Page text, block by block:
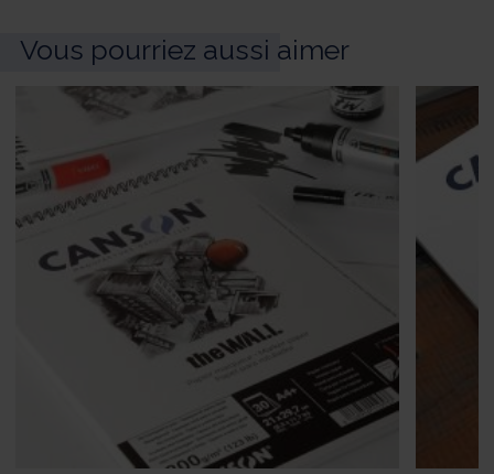
Vous pourriez aussi aimer